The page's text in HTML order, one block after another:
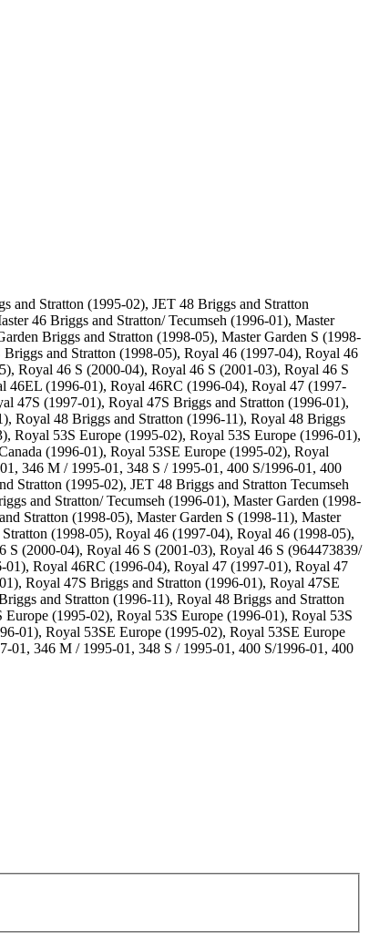
and Stratton (1995-02), JET 48 Briggs and Stratton
46 Briggs and Stratton/ Tecumseh (1996-01), Master
Briggs and Stratton (1998-05), Master Garden S (1998-
and Stratton (1998-05), Royal 46 (1997-04), Royal 46
Royal 46 S (2000-04), Royal 46 S (2001-03), Royal 46 S
46EL (1996-01), Royal 46RC (1996-04), Royal 47 (1997-
47S (1997-01), Royal 47S Briggs and Stratton (1996-01),
Royal 48 Briggs and Stratton (1996-11), Royal 48 Briggs
Royal 53S Europe (1995-02), Royal 53S Europe (1996-01),
(1996-01), Royal 53SE Europe (1995-02), Royal
346 M / 1995-01, 348 S / 1995-01, 400 S/1996-01, 400
Stratton (1995-02), JET 48 Briggs and Stratton Tecumseh
and Stratton/ Tecumseh (1996-01), Master Garden (1998-
Stratton (1998-05), Master Garden S (1998-11), Master
(1998-05), Royal 46 (1997-04), Royal 46 (1998-05),
(2000-04), Royal 46 S (2001-03), Royal 46 S (964473839/
Royal 46RC (1996-04), Royal 47 (1997-01), Royal 47
Royal 47S Briggs and Stratton (1996-01), Royal 47SE
and Stratton (1996-11), Royal 48 Briggs and Stratton
(1995-02), Royal 53S Europe (1996-01), Royal 53S
01), Royal 53SE Europe (1995-02), Royal 53SE Europe
01, 346 M / 1995-01, 348 S / 1995-01, 400 S/1996-01, 400